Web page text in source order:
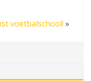
voetbalschool! »